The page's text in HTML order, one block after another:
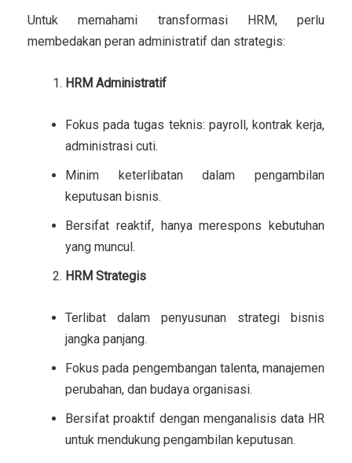
Untuk memahami transformasi HRM, perlu
membedakan peran administratif dan strategis:
HRM Administratif
Fokus pada tugas teknis: payroll, kontrak kerja,
administrasi cuti.
Minim keterlibatan dalam pengambilan
keputusan bisnis.
Bersifat reaktif, hanya merespons kebutuhan
yang muncul.
HRM Strategis
Terlibat dalam penyusunan strategi bisnis
jangka panjang.
Fokus pada pengembangan talenta, manajemen
perubahan, dan budaya organisasi.
Bersifat proaktif dengan menganalisis data HR
untuk mendukung pengambilan keputusan.